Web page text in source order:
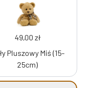
49,00 zł
Pluszowy Miś (15-
25cm)